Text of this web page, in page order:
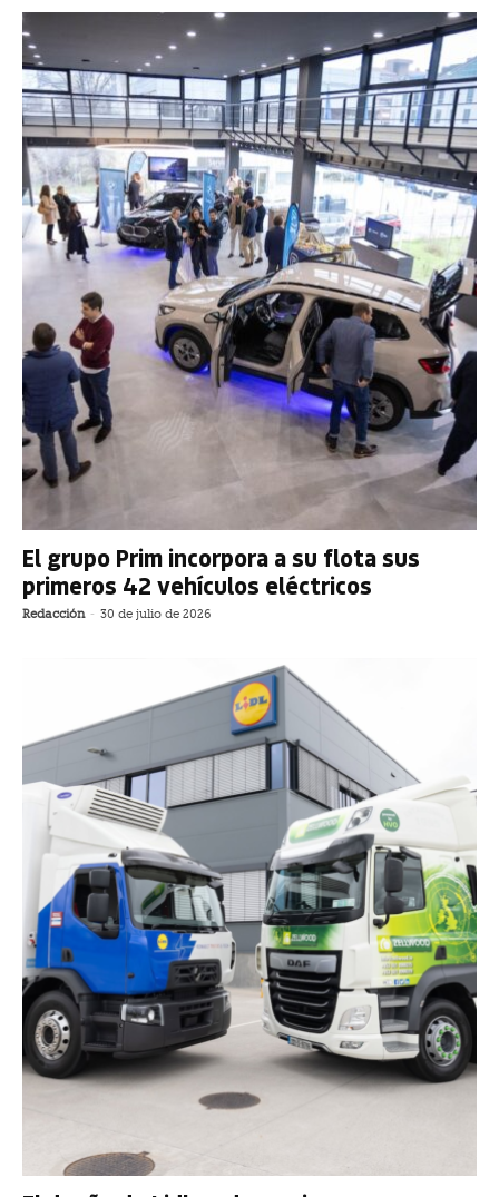
El grupo Prim incorpora a su flota sus
primeros 42 vehículos eléctricos
Redacción - 30 de julio de 2026